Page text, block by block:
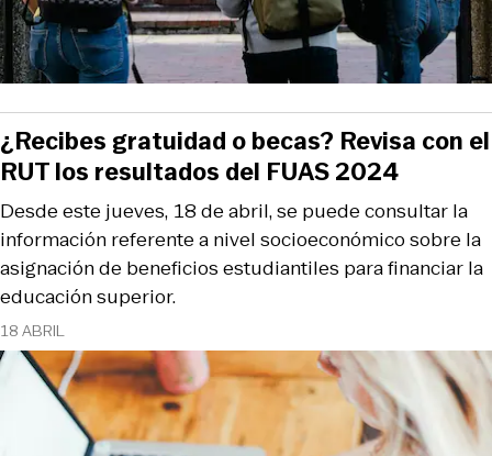
18 ABRIL
Desde este jueves, 18 de abril, se puede consultar la
información referente a nivel socioeconómico sobre la
asignación de beneficios estudiantiles para financiar la
educación superior.
¿Recibes gratuidad o becas? Revisa con el
RUT los resultados del FUAS 2024